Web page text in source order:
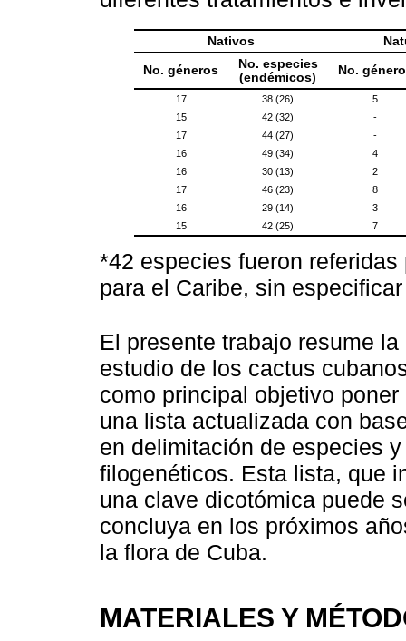
Nativos
No. géneros
No. especies
(endémicos)
No.
17 38 (26)
5
15
42 (32)
-
17
44 (27)
-
16
49 (34)
4
16
30 (13)
2
17
46 (23)
8
16
29 (14)
3
15
42 (25) 7
*42 especies fueron
para el Caribe, sin
El presente trabajo resume
estudio de los cactus
como principal objetivo
una lista actualizada con
en delimitación de especies
filogenéticos. Esta lista, que
una clave dicotómica puede
concluya en los próximos
la flora de Cuba.
MATERIALES Y